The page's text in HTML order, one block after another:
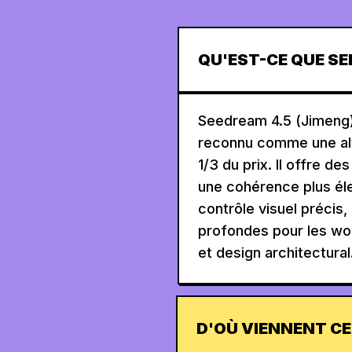
QU'EST-CE QUE
Seedream 4.5
reconnu comme une
1/3 du prix. Il offre
une cohérence plus
contrôle visuel
profondes pour les
et design
D'OÙ VIENNENT